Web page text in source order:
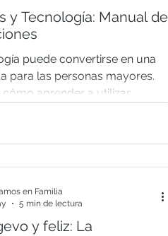
y Tecnología: Manual de
puede convertirse en una
para las personas mayores.
cómo aprender a utilizar
mejorar la salud, mantener
fortalecer las relaciones
y feliz: La
en Familia
5 min de lectura